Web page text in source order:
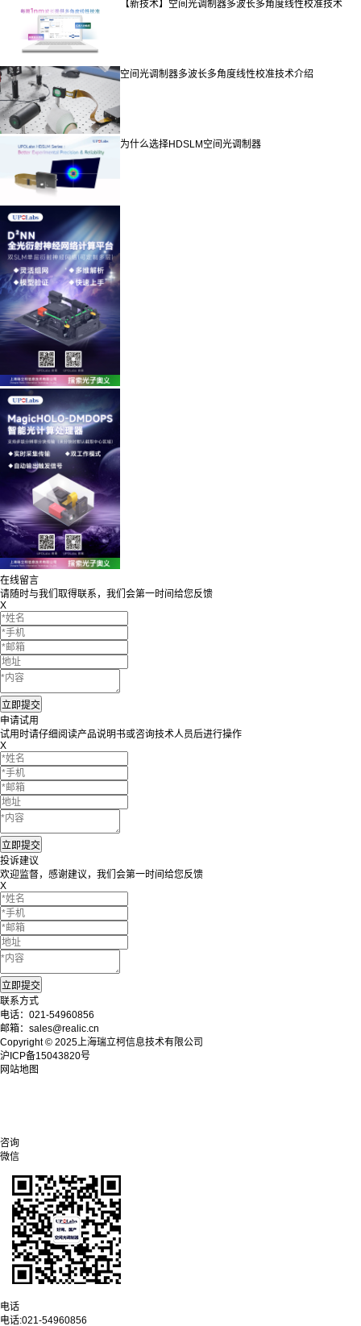
【新技术】空间光调制器多波长多角度线性校准技术
空间光调制器多波长多角度线性校准技术介绍
为什么选择HDSLM空间光调制器
在线留言
请随时与我们取得联系，我们会第一时间给您反馈
X
申请试用
试用时请仔细阅读产品说明书或咨询技术人员后进行操作
X
投诉建议
欢迎监督，感谢建议，我们会第一时间给您反馈
X
联系方式
电话：021-54960856
邮箱：sales@realic.cn
Copyright © 2025上海瑞立柯信息技术有限公司
沪ICP备15043820号
网站地图
咨询
微信
电话
电话:021-54960856